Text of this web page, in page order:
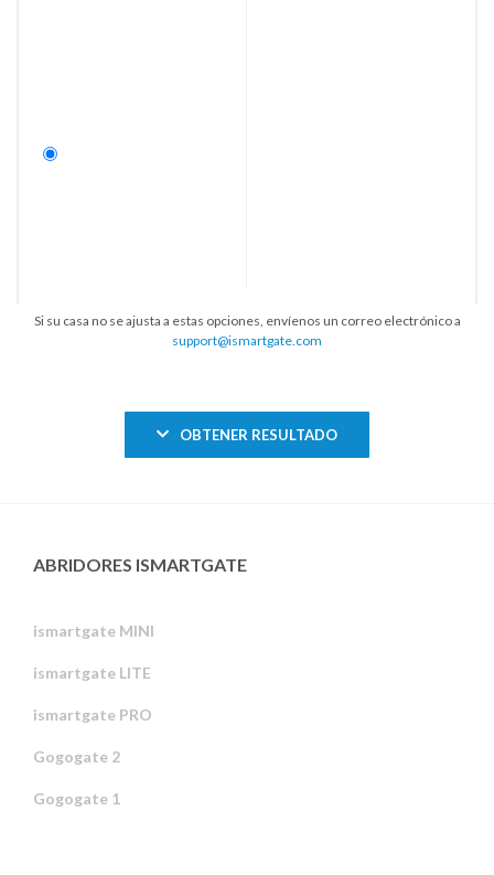
Si su casa no se ajusta a estas opciones, envíenos un correo electrónico a
support@ismartgate.com
OBTENER RESULTADO
ABRIDORES ISMARTGATE
ismartgate MINI
ismartgate LITE
ismartgate PRO
Gogogate 2
Gogogate 1